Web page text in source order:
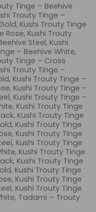
Tinge – Beehive
Trouty Tinge –
Kushi Trouty Tinge
Rose, Kushi Trouty
Steel, Kushi
– Beehive White,
Tinge – Cross
Trouty Tinge –
Kushi Trouty Tinge –
Kushi Trouty Tinge –
Kushi Trouty Tinge –
Kushi Trouty Tinge
Kushi Trouty Tinge
Kushi Trouty Tinge
Kushi Trouty Tinge
Kushi Trouty Tinge
Kushi Trouty Tinge
Kushi Trouty Tinge
Kushi Trouty Tinge
Kushi Trouty Tinge
Kushi Trouty Tinge
Tadami – Trouty